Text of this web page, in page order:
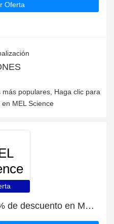
Oferta
populares, Haga clic para
MEL Science
Gran descuento con 30% de descuento en MEL Science